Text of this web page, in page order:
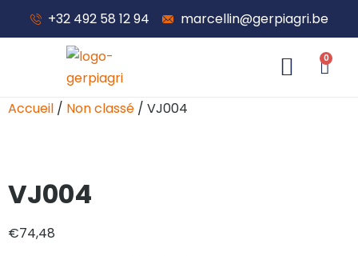
+32 492 58 12 94 marcellin@gerpiagri.be
0
Accueil / Non classé / VJ004
VJ004
€74,48